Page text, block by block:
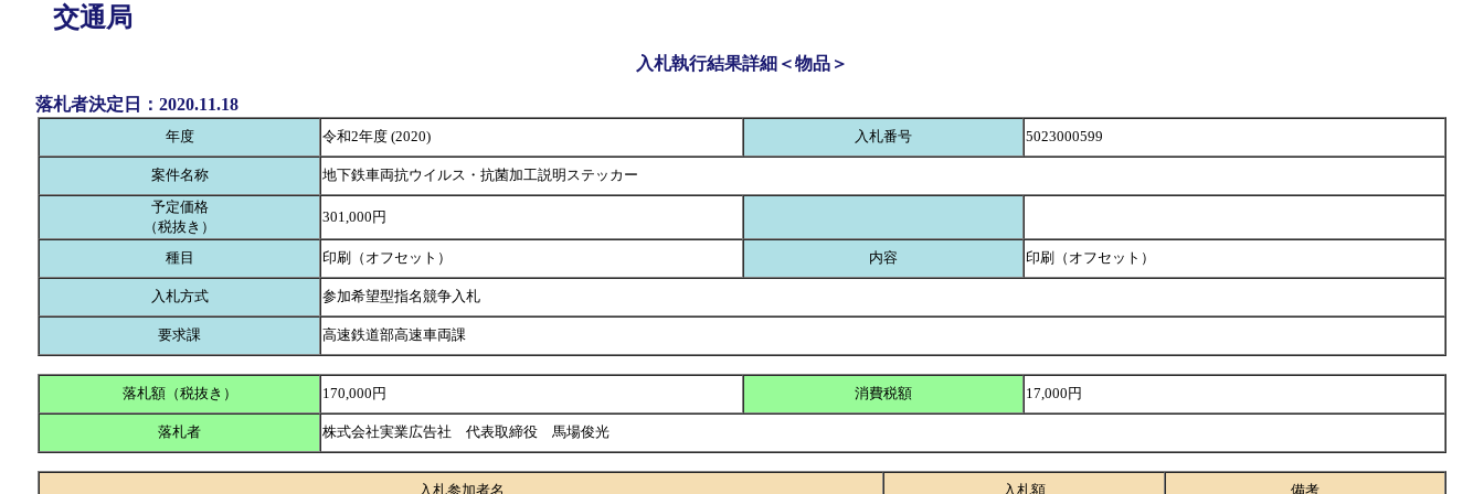
交通局
入札執行結果詳細＜物品＞
落札者決定日：2020.11.18
年度 令和2年度 (2020) 入札番号 5023000599
案件名称
地下鉄車両抗ウイルス・抗菌加工説明ステッカー
予定価格
（税抜き）
301,000円
種目 印刷（オフセット） 内容 印刷（オフセット）
入札方式 参加希望型指名競争入札
要求課 高速鉄道部高速車両課
落札額（税抜き） 170,000円 消費税額 17,000円
落札者 株式会社実業広告社 代表取締役 馬場俊光
入札参加者名 入札額 備考